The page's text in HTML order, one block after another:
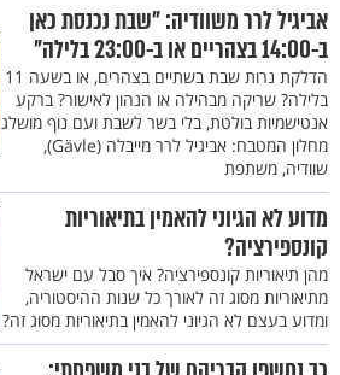
אביגיל לרר משוודיה: "שבת נכנסת כאן
ב-14:00 בצהריים או ב-23:00 בלילה"
הדלקת נרות שבת בשתיים בצהרים, או בשעה 11
בלילה? שריקה מבהילה או הנהון לאישור? ברקע
אנטישמיות בולטת, בלי בשר לשבת ועם נוף מושלג
מחלון המטבח: אביגיל לרר מייבלה (Gävle),
שוודיה, משתפת
מדוע לא הגיוני להאמין בתיאוריות
קונספירציה?
מהן תיאוריות קונספירציה? איך סבל עם ישראל
מתיאוריות מסוג זה לאורך כל שנות ההיסטוריה,
ומדוע בעצם לא הגיוני להאמין בתיאוריות מסוג זה?